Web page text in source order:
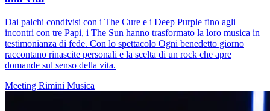
Dai palchi condivisi con i The Cure e i Deep Purple fino agli
incontri con tre Papi, i The Sun hanno trasformato la loro musica in
testimonianza di fede. Con lo spettacolo Ogni benedetto giorno
raccontano rinascite personali e la scelta di un rock che apre
domande sul senso della vita.
Meeting Rimini Musica